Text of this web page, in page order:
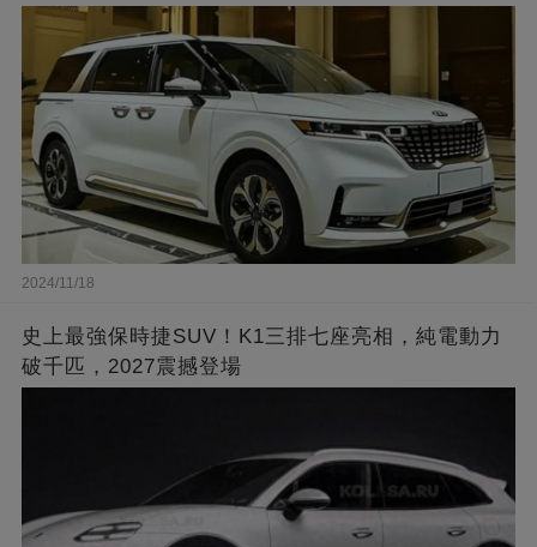
2024/11/18
史上最強保時捷SUV！K1三排七座亮相，純電動力
破千匹，2027震撼登場